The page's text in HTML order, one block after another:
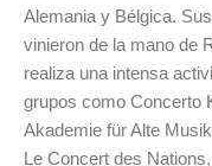
Alemania y Bélgica.
vinieron de la mano de
realiza una intensa
grupos como Concerto
Akademie für Alte
Le Concert des